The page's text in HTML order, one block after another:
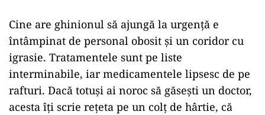
Cine are ghinionul să ajungă la urgență e
întâmpinat de personal obosit și un coridor cu
igrasie. Tratamentele sunt pe liste
interminabile, iar medicamentele lipsesc de pe
rafturi. Dacă totuși ai noroc să găsești un doctor,
acesta îți scrie rețeta pe un colț de hârtie, că